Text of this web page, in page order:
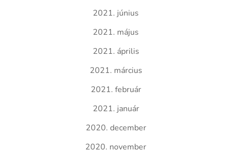
2021. június
2021. május
2021. április
2021. március
2021. február
2021. január
2020. december
2020. november